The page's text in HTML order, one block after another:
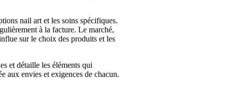
nail art et les soins spécifiques.
à la facture. Le marché,
sur le choix des produits et les
et détaille les éléments qui
aux envies et exigences de chacun.